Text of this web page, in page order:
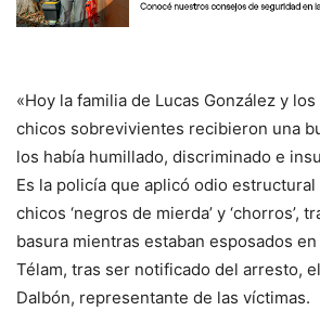
«Hoy la familia de Lucas González y
chicos sobrevivientes recibieron una
los había humillado, discriminado e
Es la policía que aplicó odio
chicos ‘negros de mierda’ y ‘chorros’,
basura mientras estaban esposados
Télam, tras ser notificado del arresto,
Dalbón, representante de las víctimas.